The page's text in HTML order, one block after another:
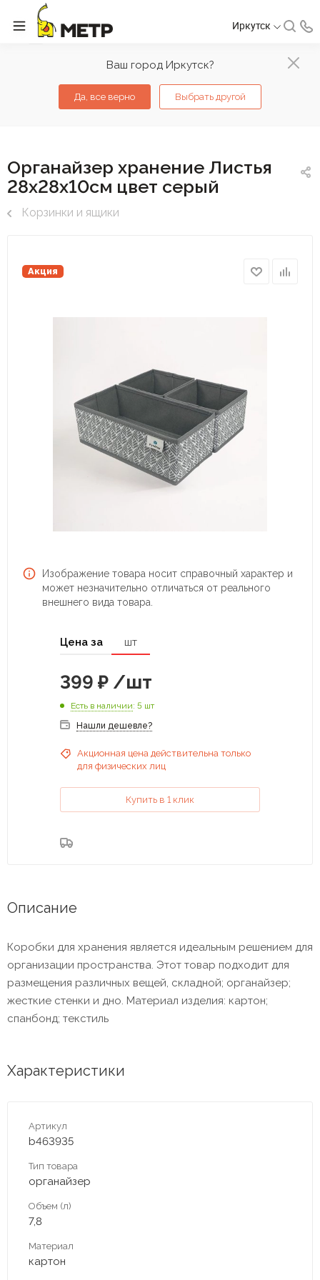
Ваш город Иркутск?
Да, все верно Выбрать другой
Иркутск
Органайзер хранение Листья
28х28х10см цвет серый
Корзинки и ящики
Акция
Изображение товара носит справочный характер и
может незначительно отличаться от реального
внешнего вида товара.
Цена за шт
399 ₽ /шт
Есть в наличии: 5 шт
Нашли дешевле?
Акционная цена действительна только
для физических лиц
Купить в 1 клик
Описание
Коробки для хранения является идеальным решением для
организации пространства. Этот товар подходит для
размещения различных вещей, складной; органайзер;
жесткие стенки и дно. Материал изделия: картон;
спанбонд; текстиль
Характеристики
Артикул
b463935
Тип товара
органайзер
Объем (л)
7,8
Материал
картон